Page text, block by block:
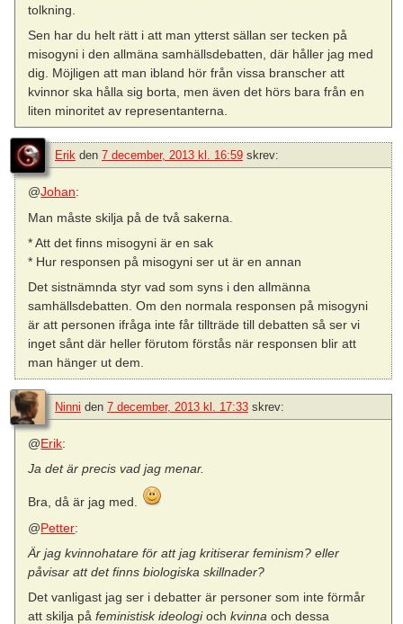
tolkning.
Sen har du helt rätt i att man ytterst sällan ser tecken på
misogyni i den allmäna samhällsdebatten, där håller jag med
dig. Möjligen att man ibland hör från vissa branscher att
kvinnor ska hålla sig borta, men även det hörs bara från en
liten minoritet av representanterna.
Erik den 7 december, 2013 kl. 16:59 skrev:
@Johan:
Man måste skilja på de två sakerna.
* Att det finns misogyni är en sak
* Hur responsen på misogyni ser ut är en annan
Det sistnämnda styr vad som syns i den allmänna
samhällsdebatten. Om den normala responsen på misogyni
är att personen ifråga inte får tillträde till debatten så ser vi
inget sånt där heller förutom förstås när responsen blir att
man hänger ut dem.
Ninni den 7 december, 2013 kl. 17:33 skrev:
@Erik:
Ja det är precis vad jag menar.
Bra, då är jag med.
@Petter:
Är jag kvinnohatare för att jag kritiserar feminism? eller
påvisar att det finns biologiska skillnader?
Det vanligast jag ser i debatter är personer som inte förmår
att skilja påfeministisk ideologiochkvinna och dessa